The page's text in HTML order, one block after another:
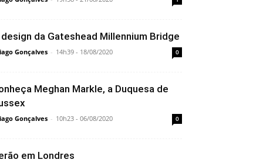
design da Gateshead Millennium Bridge
Gonçalves - 14h39 - 18/08/2020 0
Meghan Markle, a Duquesa de
Gonçalves - 10h23 - 06/08/2020 0
em Londres